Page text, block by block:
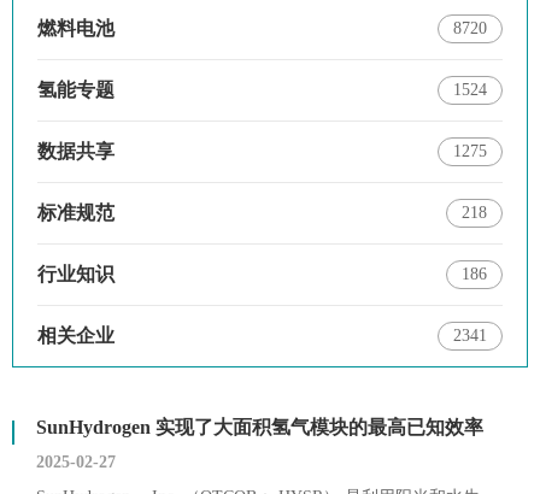
燃料电池 8720
氢能专题 1524
数据共享 1275
标准规范 218
行业知识 186
相关企业 2341
SunHydrogen 实现了大面积氢气模块的最高已知效率
2025-02-27